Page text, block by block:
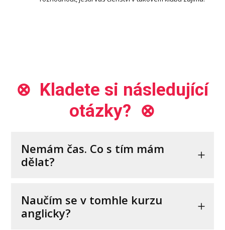
⊗ Kladete si následující
otázky? ⊗
Nemám čas. Co s tím mám
dělat?
Naučím se v tomhle kurzu
anglicky?